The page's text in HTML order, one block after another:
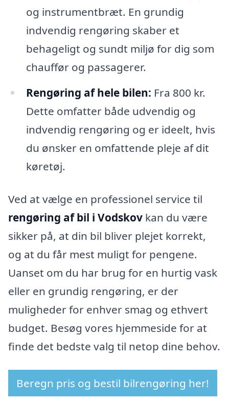
og instrumentbræt. En grundig
indvendig rengøring skaber et
behageligt og sundt miljø for dig som
chauffør og passagerer.
Rengøring af hele bilen: Fra 800 kr.
Dette omfatter både udvendig og
indvendig rengøring og er ideelt, hvis
du ønsker en omfattende pleje af dit
køretøj.
Ved at vælge en professionel service til
rengøring af bil i Vodskov kan du være
sikker på, at din bil bliver plejet korrekt,
og at du får mest muligt for pengene.
Uanset om du har brug for en hurtig vask
eller en grundig rengøring, er der
muligheder for enhver smag og ethvert
budget. Besøg vores hjemmeside for at
finde det bedste valg til netop dine behov.
Beregn pris og bestil bilrengøring her!